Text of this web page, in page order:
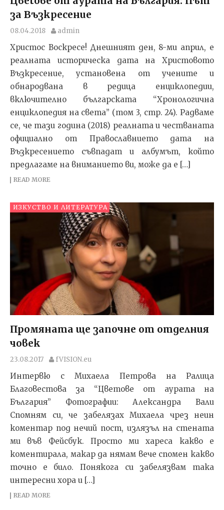
за Възкресение
08.04.2018 admin
Христос Воскресе! Днешният ден, 8-ми април, е
реалната историческа дата на Христовото
Възкресение, установена от учените и
обнародвана в редица енциклопедии,
включително българската “Хронологична
енциклопедия на света” (том 3, стр. 24). Радваме
се, че тази година (2018) реалната и честваната
официално от Православнието дата на
Възкресението съвпадат и албумът, който
предлагаме на вниманието ви, може да е […]
READ MORE
ИЗКУСТВО И ЛИТЕРАТУРА
Промяната ще започне от отделния
човек
23.08.2017 fVISION.eu
Интервю с Михаела Петрова на Ралица
Благовестова за “Цветове от аурата на
България” Фотографии: Александра Вали
Спомням си, че забелязах Михаела чрез неин
коментар под нечий пост, излязъл на стената
ми във Фейсбук. Просто ми хареса какво е
коментирала, макар да нямам вече спомен какво
точно е било. Понякога си забелязвам така
интересни хора и […]
READ MORE